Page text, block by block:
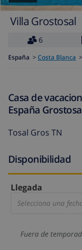
Villa Grostosal
6
España > Costa Blanca >
Casa de
España
Tosal Gros TN
Disponibilidad
Llegada
Selecciona una
Fuera de